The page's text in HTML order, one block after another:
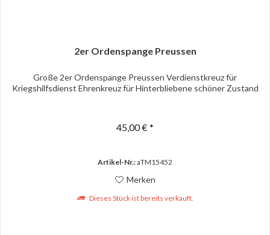
2er Ordenspange Preussen
Große 2er Ordenspange Preussen Verdienstkreuz für
Kriegshilfsdienst Ehrenkreuz für Hinterbliebene schöner Zustand
45,00 € *
Artikel-Nr.:aTM15452
Merken
Dieses Stück ist bereits verkauft.